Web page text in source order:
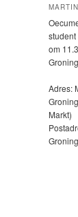
om
Adres:
Markt)